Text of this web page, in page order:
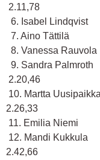
2.11,78
6. Isabel
7. Aino
8. Vanessa
9. Sandra
2.20,46
10. Martta
2.26,33
11. Emilia
12. Mandi
2.42,66